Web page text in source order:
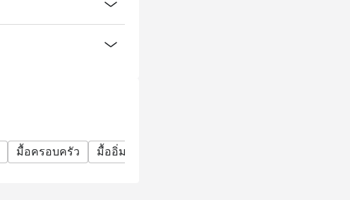
มื้อครอบครัว มื้ออิ่มจุใจ